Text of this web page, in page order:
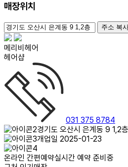
매장위치
주소 복
메리비헤어
헤어샵
031 375 8784
경기도 오산시 은계동 9 1,2층
개업일 2025-01-23
온라인 간편예약실시간 예약 준비중